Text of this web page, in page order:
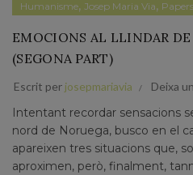
Humanisme, Josep Maria Via,
EMOCIONS AL LLINDAR
(SEGONA PART)
Escrit per josepmariavia Deixa
Intentant recordar sensacions
nord de Noruega, busco en el
apareixen tres situacions que,
aproximen, però, finalment,